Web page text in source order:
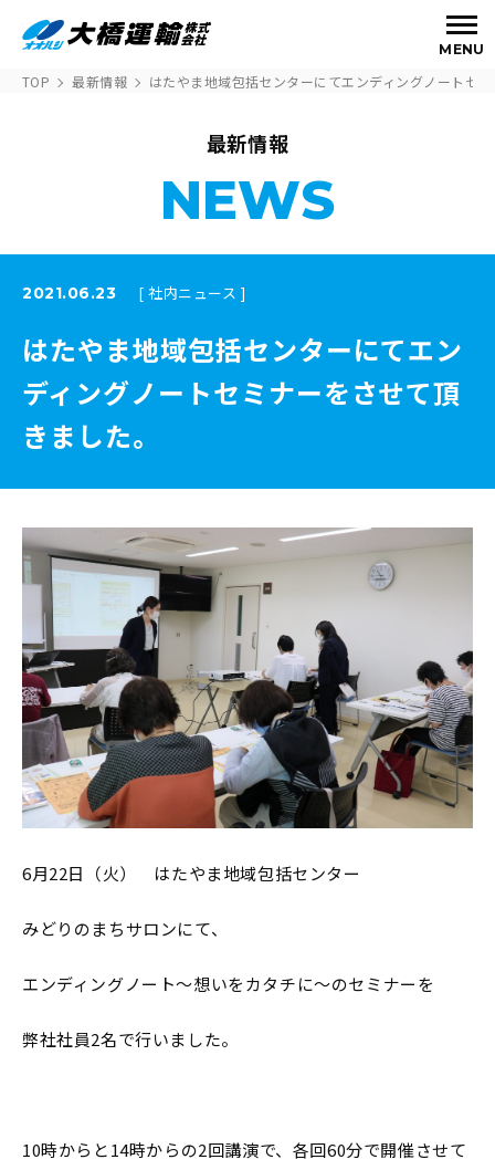
MENU
TOP 最新情報 はたやま地域包括センターにてエンディングノートセ
最新情報
NEWS
2021.06.23 [ 社内ニュース ]
はたやま地域包括センターにてエン
ディングノートセミナーをさせて頂
きました。
6月22日（火） はたやま地域包括センター
みどりのまちサロンにて、
エンディングノート～想いをカタチに～のセミナーを
弊社社員2名で行いました。
10時からと14時からの2回講演で、各回60分で開催させて